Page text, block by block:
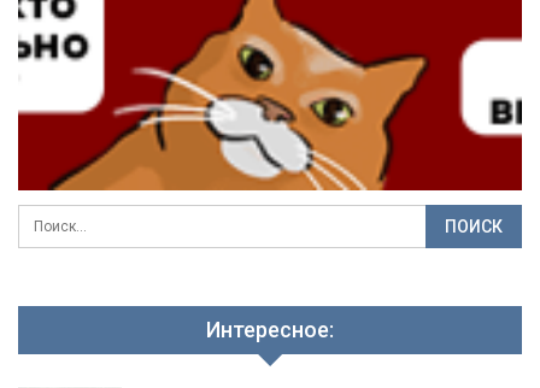
Интересное: